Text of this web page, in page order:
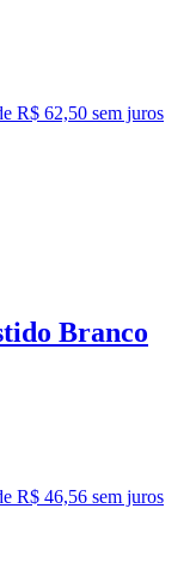
R$ 62,50 sem juros
Branco
R$ 46,56 sem juros